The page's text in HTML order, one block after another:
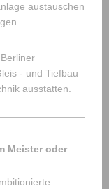
austauschen
- und Tiefbau
ausstatten.
Meister oder